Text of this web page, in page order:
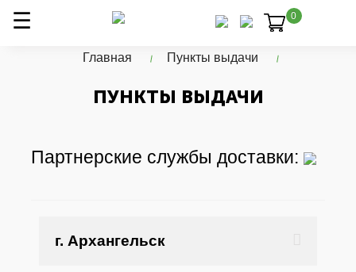
0
Главная Пункты выдачи
ПУНКТЫ ВЫДАЧИ
Партнерские службы доставки:
г. Архангельск